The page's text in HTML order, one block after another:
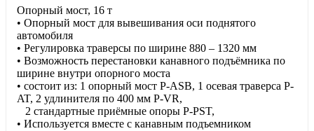
Опорный мост, 16 т
• Опорный мост для вывешивания оси поднятого
автомобиля
• Регулировка траверсы по ширине 880 – 1320 мм
• Возможность перестановки канавного подъёмника по
ширине внутри опорного моста
• состоит из: 1 опорный мост P-ASB, 1 осевая траверса P-
AT, 2 удлинителя по 400 мм P-VR,
2 стандартные приёмные опоры P-PST,
• Используется вместе с канавным подъемником